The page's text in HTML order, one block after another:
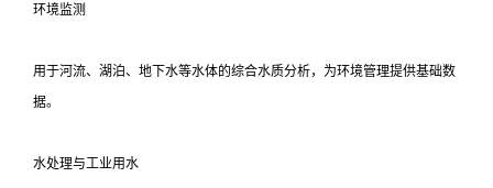
环境监测
用于河流、湖泊、地下水等水体的综合水质分析，为环境管理提供基础数
据。
水处理与工业用水